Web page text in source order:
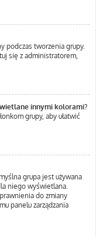
podczas tworzenia grupy.
się z administratorem,
innymi kolorami?
grupy, aby ułatwić
grupa jest używana
niego wyświetlana.
do zmiany
panelu zarządzania